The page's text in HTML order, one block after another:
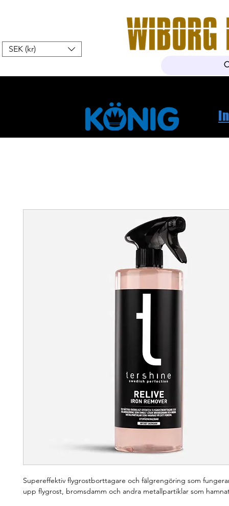
SEK (kr)
Supereffektiv flygrostborttagare och fälgrengöring som
upp flygrost, bromsdamm och andra metallpartiklar som